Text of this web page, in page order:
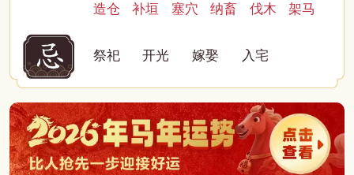
造仓
补垣 塞穴 纳畜 伐木 架马
祭祀 开光 嫁娶 入宅